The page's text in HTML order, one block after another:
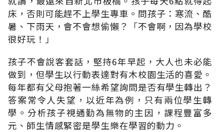
床，否則可能趕不上學生專車。問孩子：寒流、酷
暑、下雨天，會不會想偷懶？「不會啊，因為學校
很好玩！」
孩子不會說客套話，堅持6年早起，大人也未必能
做到，但學生以行動表達對有木校園生活的喜愛。
每年都有父母抱著一絲希望詢問是否有學生轉出？
答案常令人失望，以近年為例，只有兩位學生轉
學。分析孩子視通勤為無物的主因，課程豐富多
元、師生情感緊密是學生樂在學習的動力。